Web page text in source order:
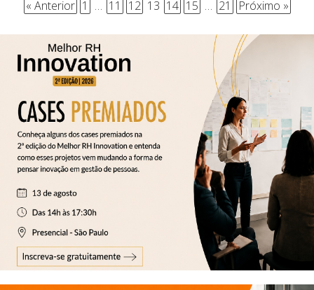
« Anterior 1 … 11 12 13 14 15 … 21 Próximo »